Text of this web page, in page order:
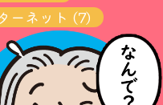
ーネット (7)
間ワザ
(11)
解決超入門(13)